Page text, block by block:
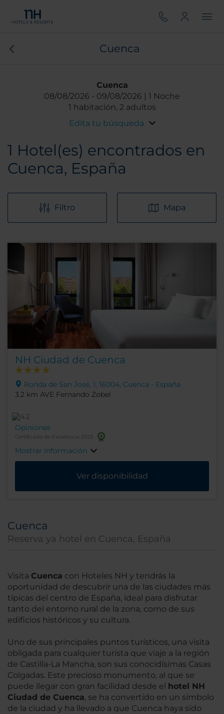
Cuenca
Cuenca
08/08/2026
09/08/2026
1 Noche
1 habitación, 2 adultos
Edita tu búsqueda
1 Hotel(es) encontrados en
Cuenca, España
Filtro Mapa
NH Ciudad de Cuenca
Ronda de San José, 1, 16004, Cuenca - España
3.2 km AVE Fernando Zobel
Opiniones
Certificado de Excelencia 2025
Mostrar información
Ver disponibilidad
Cuenca
Reserva ya hotel en Cuenca, España
Visita Cuenca con Hoteles NH y tendrás la
oportunidad de descubrir una de las ciudades más
típicas del centro de España, ideal para disfrutar
tanto del entorno rural de la zona, como de sus
edificios históricos y su cultura.
Uno de sus principales puntos turísticos, una visita
obligada para cualquier turista que viaje a la región
de Castilla-La Mancha, son sus conocidísimas Casas
Colgadas. Este precioso monumento, al que se
puede llegar con gran facilidad desde el
hotel NH
Ciudad de Cuenca, se ha convertido en un símbolo
de la ciudad y ha llevado a que Cuenca haya sido